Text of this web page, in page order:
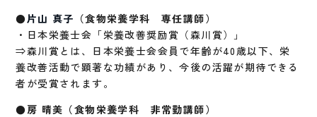
●片山 真子 （食物栄養学科 専任講師）
・日本栄養士会「栄養改善奨励賞（森川賞）」
⇒森川賞とは、日本栄養士会会員で年齢が40歳以下、栄
養改善活動で顕著な功績があり、今後の活躍が期待できる
者が受賞されます。
●房 晴美（食物栄養学科 非常勤講師）